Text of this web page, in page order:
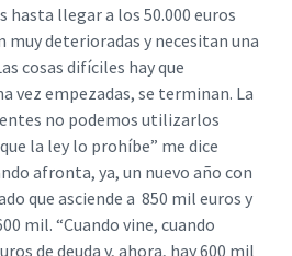
hasta llegar a los 50.000 euros
muy deterioradas y necesitan una
cosas difíciles hay que
vez empezadas, se terminan. La
no podemos utilizarlos
la ley lo prohíbe” me dice
afronta, ya, un nuevo año con
que asciende a 850 mil euros y
mil. “Cuando vine, cuando
de deuda y, ahora, hay 600 mil